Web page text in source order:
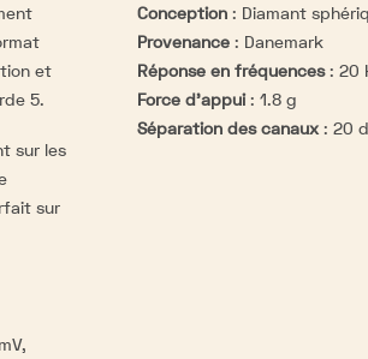
et
5.
sur les
sur
Conception : Diamant
Provenance : Danemark
Réponse en fréquences: 20
Force d'appui: 1.8 g
Séparation des canaux : 20